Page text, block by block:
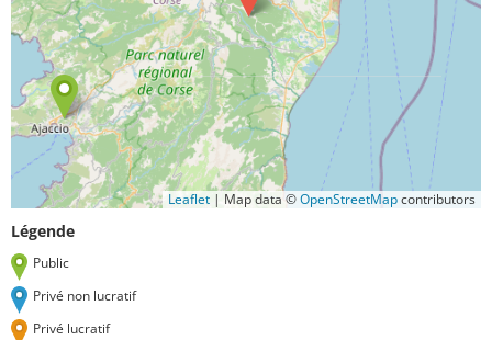
Leaflet | Map data ©OpenStreetMapcontributors
Légende
Public
Privé non lucratif
Privé lucratif